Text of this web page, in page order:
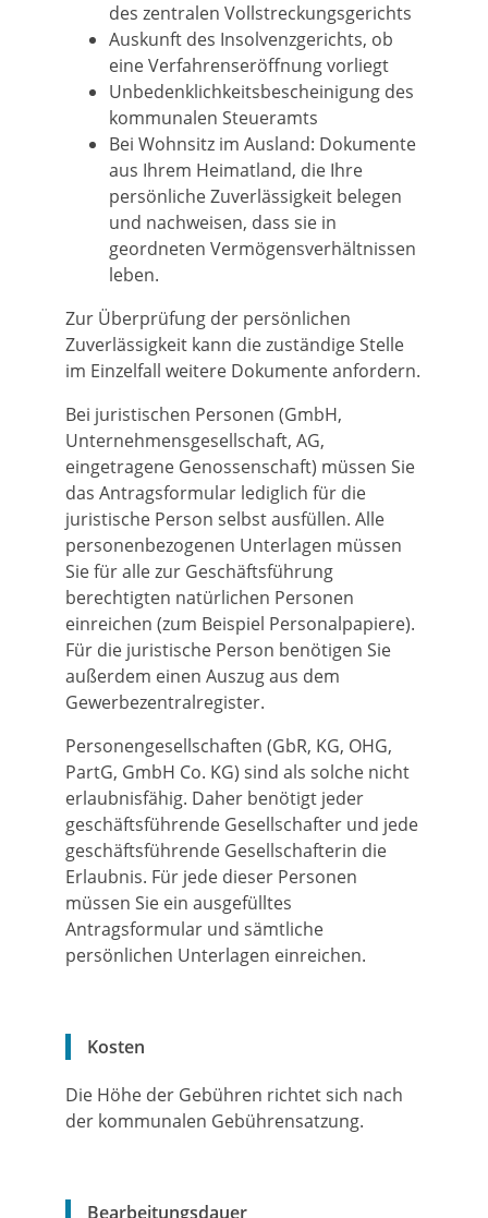
des zentralen Vollstreckungsgerichts
Auskunft des Insolvenzgerichts, ob
eine Verfahrenseröffnung vorliegt
Unbedenklichkeitsbescheinigung des
kommunalen Steueramts
Bei Wohnsitz im Ausland: Dokumente
aus Ihrem Heimatland, die Ihre
persönliche Zuverlässigkeit belegen
und nachweisen, dass sie in
geordneten Vermögensverhältnissen
leben.
Zur Überprüfung der persönlichen
Zuverlässigkeit kann die zuständige Stelle
im Einzelfall weitere Dokumente anfordern.
Bei juristischen Personen (GmbH,
Unternehmensgesellschaft, AG,
eingetragene Genossenschaft) müssen Sie
das Antragsformular lediglich für die
juristische Person selbst ausfüllen. Alle
personenbezogenen Unterlagen müssen
Sie für alle zur Geschäftsführung
berechtigten natürlichen Personen
einreichen (zum Beispiel Personalpapiere).
Für die juristische Person benötigen Sie
außerdem einen Auszug aus dem
Gewerbezentralregister.
Personengesellschaften (GbR, KG, OHG,
PartG, GmbH Co. KG) sind als solche nicht
erlaubnisfähig. Daher benötigt jeder
geschäftsführende Gesellschafter und jede
geschäftsführende Gesellschafterin die
Erlaubnis. Für jede dieser Personen
müssen Sie ein ausgefülltes
Antragsformular und sämtliche
persönlichen Unterlagen einreichen.
Kosten
Die Höhe der Gebühren richtet sich nach
der kommunalen Gebührensatzung.
Bearbeitungsdauer